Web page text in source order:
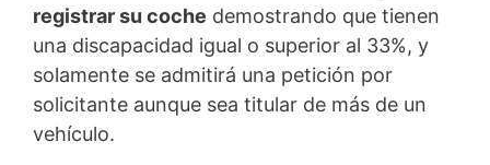
registrar su coche demostrando que tienen
una discapacidad igual o superior al 33%, y
solamente se admitirá una petición por
solicitante aunque sea titular de más de un
vehículo.